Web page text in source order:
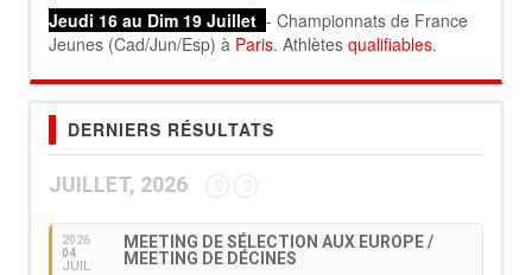
Jeudi 16 au Dim 19 Juillet - Championnats de France
Jeunes (Cad/Jun/Esp) à Paris. Athlètes qualifiables.
DERNIERS RÉSULTATS
JUILLET, 2026
2026
04
JUIL
MEETING DE SÉLECTION AUX EUROPE /
MEETING DE DÉCINES